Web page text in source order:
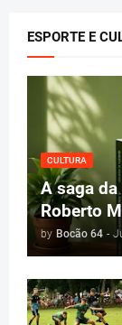
ESPORTE E
CULTURA
A saga
Roberto
by Bocão 64 -